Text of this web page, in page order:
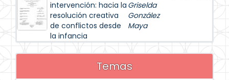
intervención: hacia la
resolución creativa
de conflictos desde
la infancia
Griselda
González
Maya
Temas